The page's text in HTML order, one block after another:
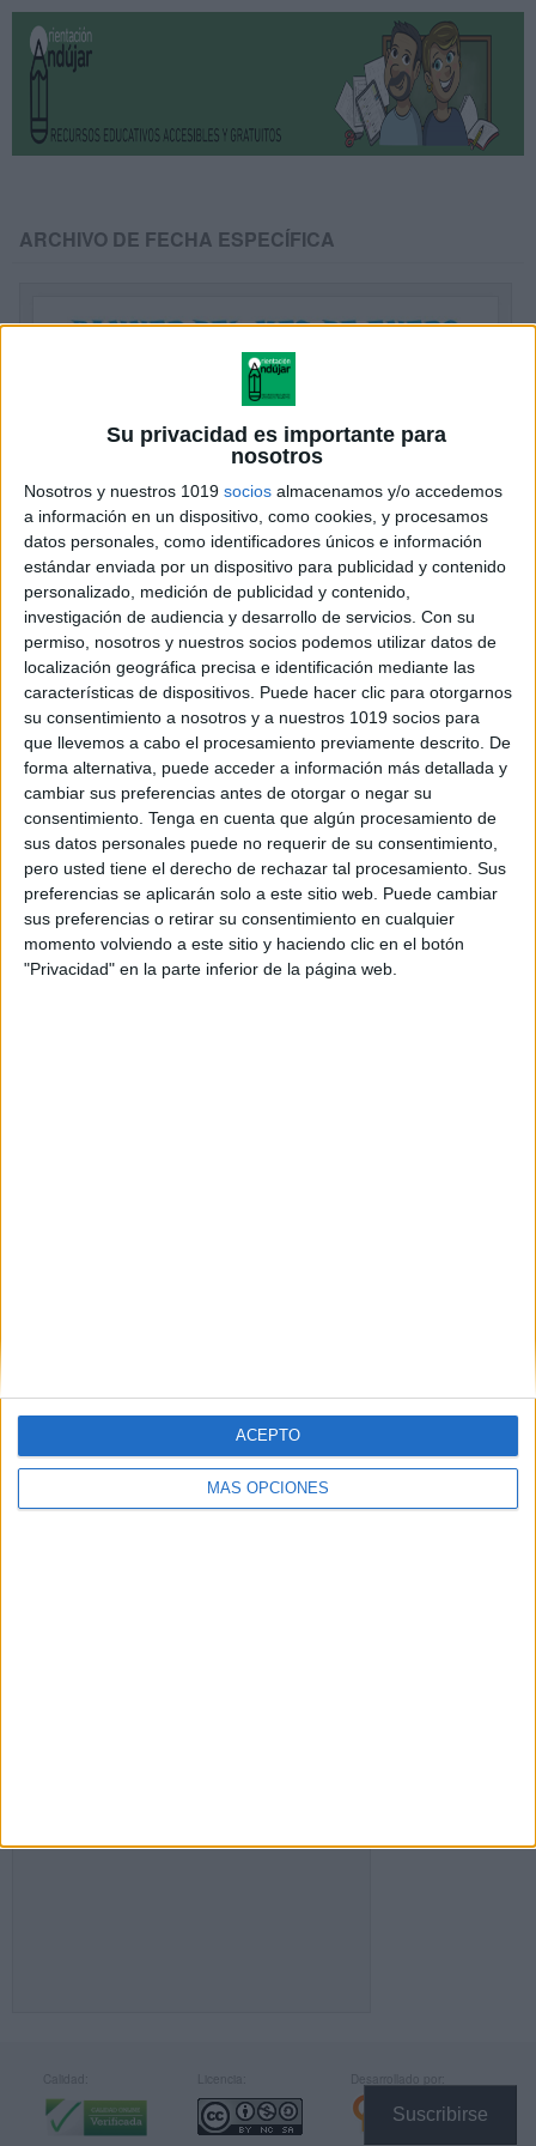
Su privacidad es importante para
nosotros
Nosotros y nuestros 1019 socios almacenamos y/o accedemos
a información en un dispositivo, como cookies, y procesamos
datos personales, como identificadores únicos e información
estándar enviada por un dispositivo para publicidad y contenido
personalizado, medición de publicidad y contenido,
investigación de audiencia y desarrollo de servicios. Con su
permiso, nosotros y nuestros socios podemos utilizar datos de
localización geográfica precisa e identificación mediante las
características de dispositivos. Puede hacer clic para otorgarnos
su consentimiento a nosotros y a nuestros 1019 socios para
que llevemos a cabo el procesamiento previamente descrito. De
forma alternativa, puede acceder a información más detallada y
cambiar sus preferencias antes de otorgar o negar su
consentimiento. Tenga en cuenta que algún procesamiento de
sus datos personales puede no requerir de su consentimiento,
pero usted tiene el derecho de rechazar tal procesamiento. Sus
preferencias se aplicarán solo a este sitio web. Puede cambiar
sus preferencias o retirar su consentimiento en cualquier
momento volviendo a este sitio y haciendo clic en el botón
"Privacidad" en la parte inferior de la página web.
MÁS OPCIONES
ACEPTO
Suscribirse
ARCHIVO DE FECHA ESPECÍFICA
PRECIOSO BANNER DEL MES DE ENERO
DECORA TU AULA 2023
Publicado el 2 enero, 2023
Es bueno decorar las aulas de primaria con una
temática relacionada con las fechas importantes del
calendario por varias razones. En primer lugar, puede
ser una forma divertida y motivadora […]
SEGUIR LEYENDO
Buscar
SIGUE NUESTROS TABLEROS EN